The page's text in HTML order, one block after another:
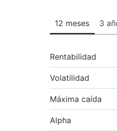
12 meses 3
Rentabilidad
Volatilidad
Máxima caída
Alpha